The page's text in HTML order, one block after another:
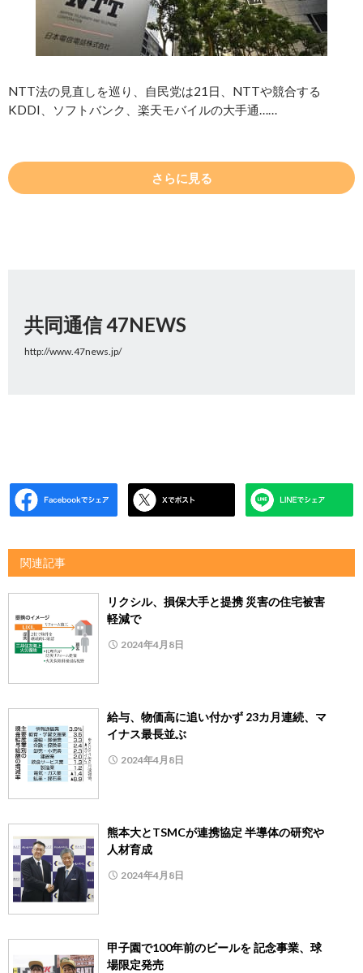
NTT法の見直しを巡り、自民党は21日、NTTや競合する
KDDI、ソフトバンク、楽天モバイルの大手通……
さらに見る
共同通信 47NEWS
http://www.47news.jp/
関連記事
リクシル、損保大手と提携 災害の住宅被害
軽減で
2024年4月8日
給与、物価高に追い付かず 23カ月連続、マ
イナス最長並ぶ
2024年4月8日
熊本大とTSMCが連携協定 半導体の研究や
人材育成
2024年4月8日
甲子園で100年前のビールを 記念事業、球
場限定発売